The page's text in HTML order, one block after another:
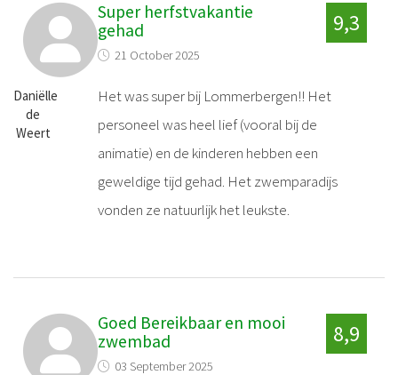
Daniëlle
de
Weert
Super herfstvakantie
gehad
21 October 2025
9,3
Het was super bij Lommerbergen!! Het
personeel was heel lief (vooral bij de
animatie) en de kinderen hebben een
geweldige tijd gehad. Het zwemparadijs
vonden ze natuurlijk het leukste.
Goed Bereikbaar en mooi
zwembad
03 September 2025
8,9